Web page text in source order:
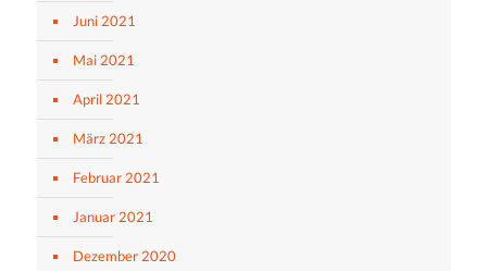
Juni 2021
Mai 2021
April 2021
März 2021
Februar 2021
Januar 2021
Dezember 2020